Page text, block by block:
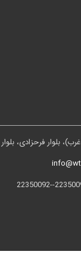
بلوار دادمان، خیابان درختی،